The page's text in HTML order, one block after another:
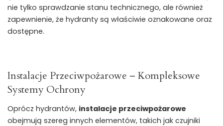
nie tylko sprawdzanie stanu technicznego, ale również
zapewnienie, że hydranty są właściwie oznakowane oraz
dostępne.
Instalacje Przeciwpożarowe – Kompleksowe
Systemy Ochrony
Oprócz hydrantów, instalacje przeciwpożarowe
obejmują szereg innych elementów, takich jak czujniki